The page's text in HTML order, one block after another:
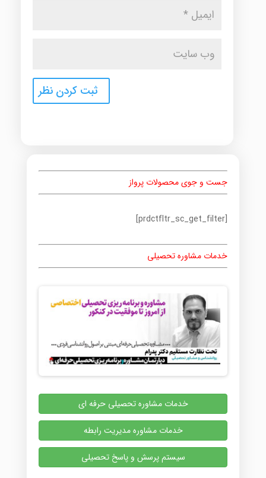
جست و جوی محصولات پرواز
[prdctfltr_sc_get_filter]
خدمات مشاوره تحصیلی
خدمات مشاوره تحصیلی حرفه ای
خدمات مشاوره مدیریت رابطه
سیستم پرسش و پاسخ تحصیلی